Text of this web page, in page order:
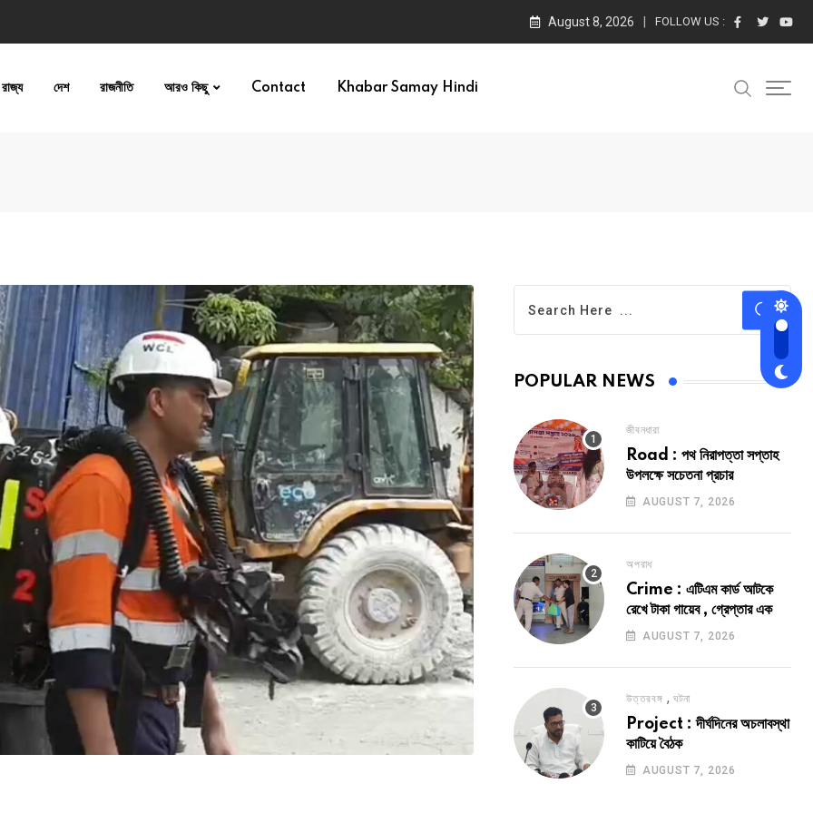
August 8, 2026 FOLLOW US :
রাজ্য দেশ রাজনীতি আরও কিছু Contact Khabar Samay Hindi
POPULAR NEWS
জীবনধারা
Road : পথ নিরাপত্তা সপ্তাহ
উপলক্ষে সচেতনা প্রচার
AUGUST 7, 2026
অপরাধ
Crime : এটিএম কার্ড আটকে
রেখে টাকা গায়েব , গ্রেপ্তার এক
AUGUST 7, 2026
উত্তরবঙ্গ , ঘটনা
Project : দীর্ঘদিনের অচলাবস্থা
কাটিয়ে বৈঠক
AUGUST 7, 2026